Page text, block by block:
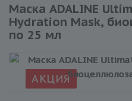
Маска ADALINE
Hydration Mask,
по 25 мл
АКЦИЯ